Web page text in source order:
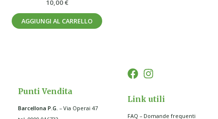
10,00€
AGGIUNGI AL CARRELLO
Punti Vendita
Barcellona P.G. – Via Operai 47
Link utili
FAQ – Domande frequenti